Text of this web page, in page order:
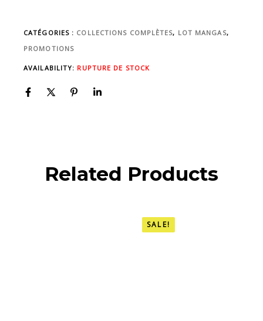
CATÉGORIES : COLLECTIONS COMPLÈTES, LOT MANGAS,
PROMOTIONS
AVAILABILITY: RUPTURE DE STOCK
Related Products
SALE!